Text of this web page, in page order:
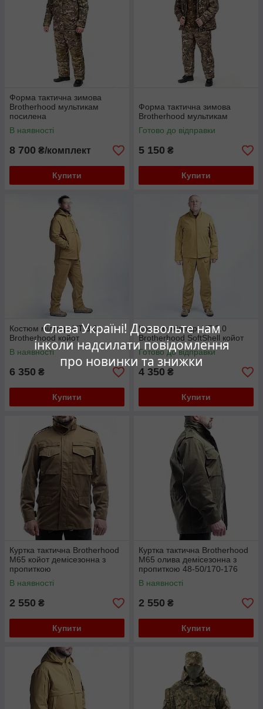
Слава Україні! Дозвольте нам
інколи надсилати повідомлення
про новинки та знижки
Форма тактична зимова
Brotherhood мультикам
посилена
В наявності
8 700 ₴/комплект
Купити
Форма тактична зимова
Brotherhood мультикам
Готово до відправки
5 150 ₴
Купити
Костюм мілітарі UT 3.0
Brotherhood койот
В наявності
6 350 ₴
Купити
Костюм мілітарі UT 2.0
Brotherhood SoftShell койот
Готово до відправки
4 350 ₴
Купити
Куртка тактична Brotherhood
M65 койот демісезонна з
пропиткою
В наявності
2 550 ₴
Купити
Куртка тактична Brotherhood
M65 олива демісезонна з
пропиткою 48-50/170-176
В наявності
2 550 ₴
Купити